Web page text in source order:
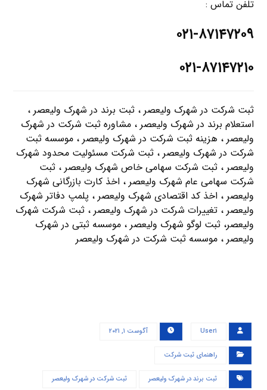
تلفن تماس :
۰۲۱-۸۷۱۴۷۲۰۹
۰۲۱-۸۷۱۴۷۲۱۰
ثبت شرکت در شهرک ولیعصر ، ثبت برند در شهرک ولیعصر ،
استعلام برند در شهرک ولیعصر ، مشاوره ثبت شرکت در شهرک
ولیعصر ، هزینه ثبت شرکت در شهرک ولیعصر ، موسسه ثبت
شرکت در شهرک ولیعصر ، ثبت شرکت مسئولیت محدود شهرک
ولیعصر ، ثبت شرکت سهامی خاص شهرک ولیعصر ، ثبت
شرکت سهامی عام شهرک ولیعصر ، اخذ کارت بازرگانی شهرک
ولیعصر ، اخذ کد اقتصادی شهرک ولیعصر ، پلمپ دفاتر شهرک
ولیعصر ، تغییرات شرکت در شهرک ولیعصر ، ثبت شرکت شهرک
ولیعصر، ثبت لوگو شهرک ولیعصر ، موسسه ثبتی در شهرک
ولیعصر ، موسسه ثبت شرکت در شهرک ولیعصر
User۱ آگوست ۱, ۲۰۲۱
راهنمای ثبت شرکت
ثبت برند در شهرک ولیعصر ثبت شرکت در شهرک ولیعصر